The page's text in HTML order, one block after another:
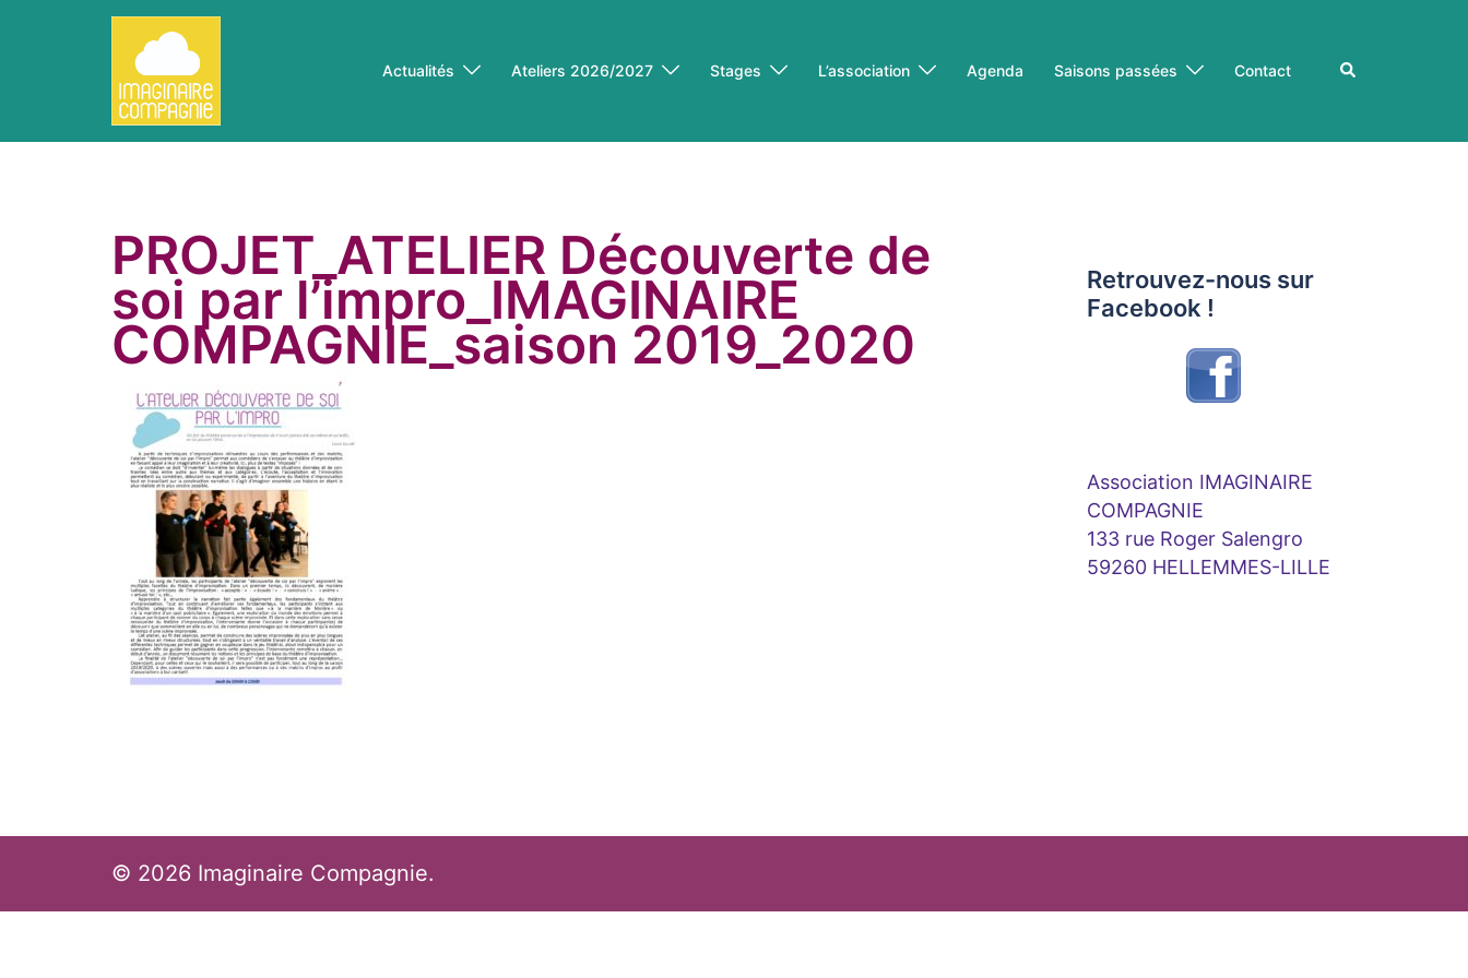
Actualités Ateliers 2026/2027 Stages L’association Agenda Saisons passées Contact Rechercher
PROJET_ATELIER Découverte de
soi par l’impro_IMAGINAIRE
COMPAGNIE_saison 2019_2020
Retrouvez-nous sur
Facebook !
Association IMAGINAIRE
COMPAGNIE
133 rue Roger Salengro
59260 HELLEMMES-LILLE
© 2026 Imaginaire Compagnie.